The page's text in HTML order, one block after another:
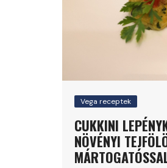
Vega receptek
CUKKINI
NÖVÉNYI